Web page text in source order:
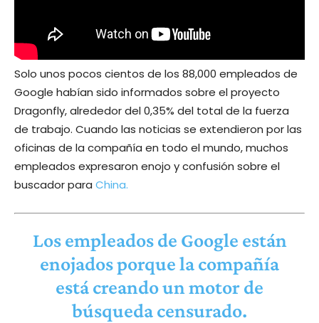
Solo unos pocos cientos de los 88,000 empleados de
Google habían sido informados sobre el proyecto
Dragonfly, alrededor del 0,35% del total de la fuerza
de trabajo. Cuando las noticias se extendieron por las
oficinas de la compañía en todo el mundo, muchos
empleados expresaron enojo y confusión sobre el
buscador para China.
Los empleados de Google están
enojados porque la compañía
está creando un motor de
búsqueda censurado.